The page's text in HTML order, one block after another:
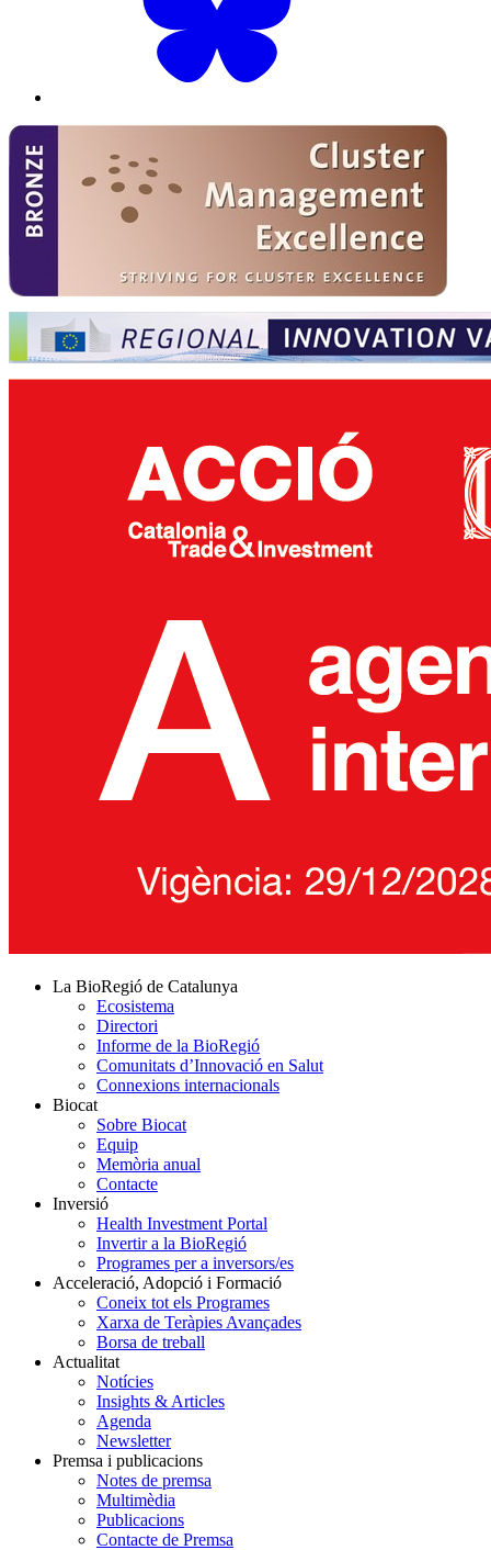
La BioRegió de Catalunya
Ecosistema
Directori
Informe de la BioRegió
Comunitats d’Innovació en Salut
Connexions internacionals
Biocat
Sobre Biocat
Equip
Memòria anual
Contacte
Inversió
Health Investment Portal
Invertir a la BioRegió
Programes per a inversors/es
Acceleració, Adopció i Formació
Coneix tot els Programes
Xarxa de Teràpies Avançades
Borsa de treball
Actualitat
Notícies
Insights & Articles
Agenda
Newsletter
Premsa i publicacions
Notes de premsa
Multimèdia
Publicacions
Contacte de Premsa